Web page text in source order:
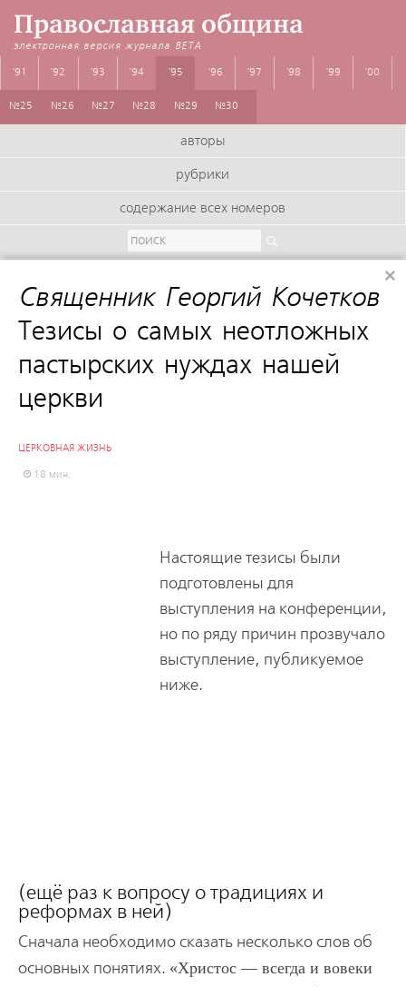
Православная община
электронная версия журнала BETA
'91 '92 '93 '94 '95
№25 №26 №27 №28 №29 №30
'96 '97 '98 '99 '00
авторы
рубрики
содержание всех номеров
Священник Георгий Кочетков:
Тезисы о самых неотложных
пастырских нуждах нашей
церкви
ЦЕРКОВНАЯ ЖИЗНЬ
18 мин.
Настоящие тезисы были
подготовлены для
выступления на конференции,
но по ряду причин прозвучало
выступление, публикуемое
ниже.
(ещё раз к вопросу о традициях и
реформах в ней)
Сначала необходимо сказать несколько слов об
основных понятиях.
Христос — всегда и вовеки
×